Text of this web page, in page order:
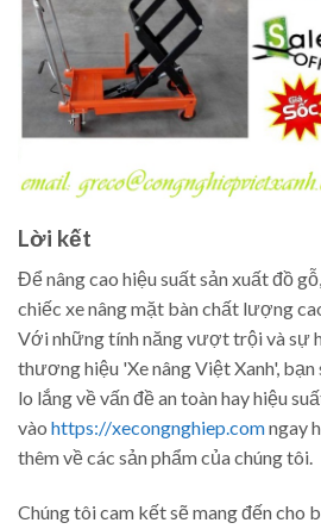
Lời kết
Để nâng cao hiệu suất sản xuất đồ
chiếc xe nâng mặt bàn chất lượng
Với những tính năng vượt trội và sự
thương hiệu 'Xe nâng Việt Xanh',
lo lắng về vấn đề an toàn hay hiệu
vào https://xecongnghiep.comngay
thêm về các sản phẩm của chúng tôi.
Chúng tôi cam kết sẽ mang đến cho